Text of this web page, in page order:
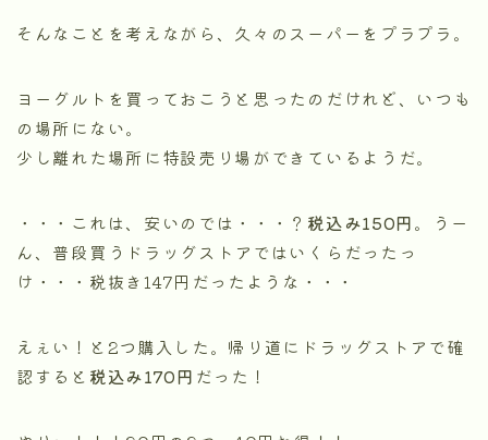
そんなことを考えながら、久々のスーパーをプラプラ。
ヨーグルトを買っておこうと思ったのだけれど、いつも
の場所にない。
少し離れた場所に特設売り場ができているようだ。
・・・これは、安いのでは・・・？ 税込み150円。うー
ん、普段買うドラッグストアではいくらだったっ
け・・・税抜き147円だったような・・・
えぇい！と2つ購入した。帰り道にドラッグストアで確
認すると 税込み170円 だった！